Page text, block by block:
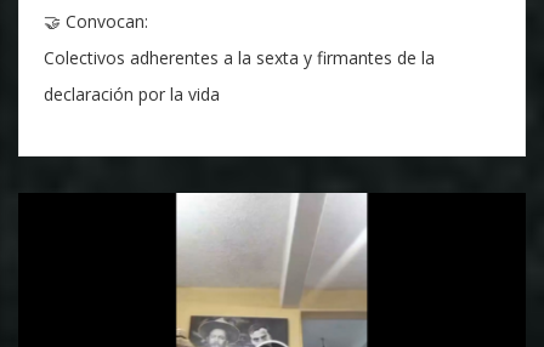
🤝 Convocan:
Colectivos adherentes a la sexta y firmantes de la
declaración por la vida